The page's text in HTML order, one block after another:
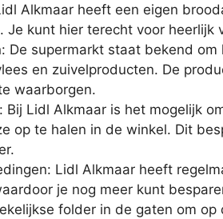
Alkmaar heeft een eigen
Je kunt hier terecht voor heerlijk
De supermarkt staat bekend
en zuivelproducten. De
waarborgen.
Bij Lidl Alkmaar is het mogelijk
op te halen in de winkel. Dit
Lidl Alkmaar heeft
je nog meer kunt
folder in de gaten om